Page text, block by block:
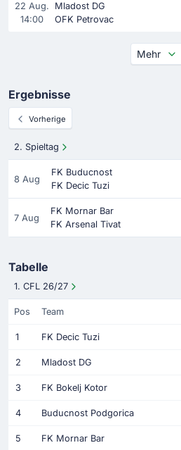
22 Aug.
14:00
Mladost DG
OFK Petrovac
Mehr
Ergebnisse
Vorherige
2. Spieltag
8 Aug
FK Buducnost
FK Decic Tuzi
7 Aug
FK Mornar Bar
FK Arsenal Tivat
Tabelle
1. CFL 26/27
Pos Team
1 FK Decic Tuzi
2 Mladost DG
3 FK Bokelj Kotor
4 Buducnost Podgorica
5 FK Mornar Bar